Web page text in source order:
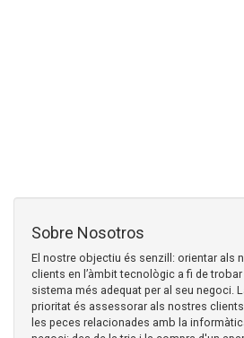
Sobre Nosotros
El nostre objectiu és senzill: orientar als
clients en l’àmbit tecnològic a fi de trobar
sistema més adequat per al seu negoci.
prioritat és assessorar als nostres
les peces relacionades amb la